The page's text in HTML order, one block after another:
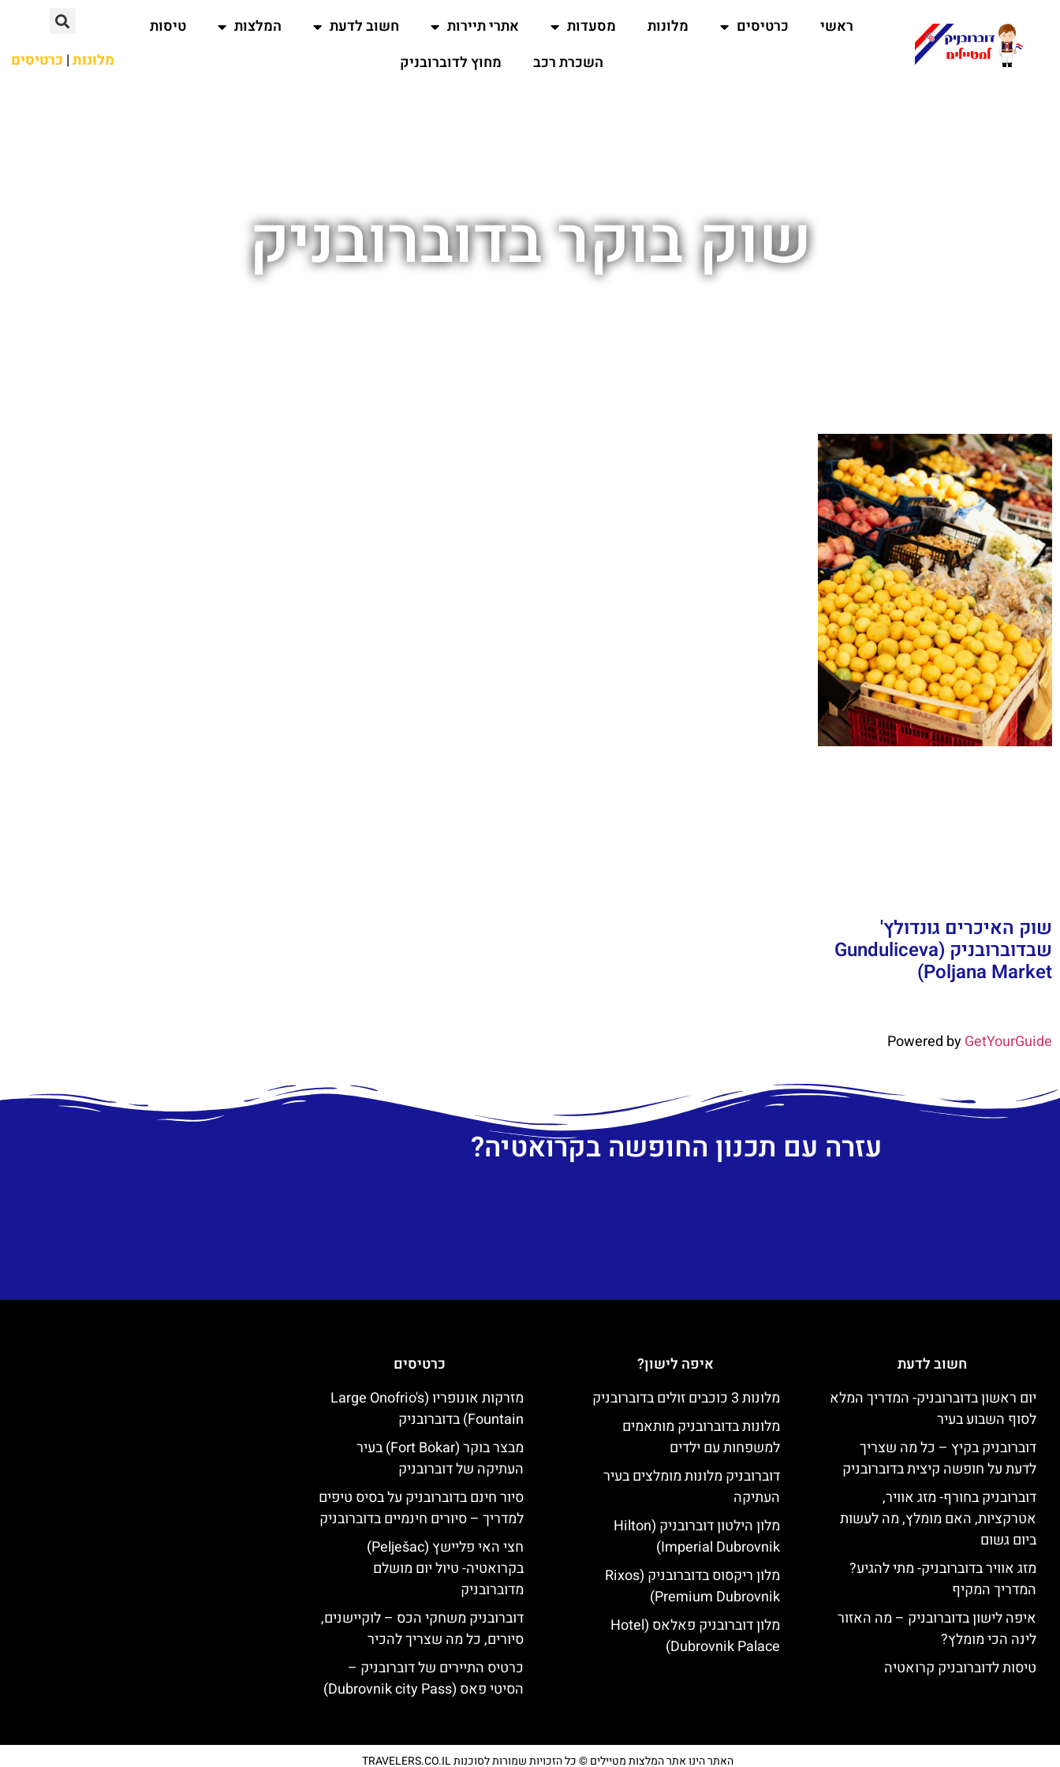
ראשי כרטיסים מלונות מסעדות אתרי תיירות חשוב לדעת המלצות
טיסות
השכרת רכב
מחוץ לדוברובניק מלונות| כרטיסים
שוק בוקר בדוברובניק
שוק האיכרים גונדולץ'
שבדוברובניק (Gunduliceva
Poljana Market)
Powered byGetYourGuide
עזרה עם תכנון החופשה בקרואטיה?
חשוב לדעת
יום ראשון בדוברובניק- המדריך המלא
לסוף השבוע בעיר
דוברובניק בקיץ – כל מה שצריך
לדעת על חופשה קיצית בדוברובניק
דוברובניק בחורף- מזג אוויר,
אטרקציות, האם מומלץ, מה לעשות
ביום גשום
מזג אוויר בדוברובניק- מתי להגיע?
המדריך המקיף
איפה לישון בדוברובניק – מה האזור
לינה הכי מומלץ?
טיסות לדוברובניק קרואטיה
איפה לישון?
מלונות 3 כוכבים זולים בדוברובניק
מלונות בדוברובניק מותאמים
למשפחות עם ילדים
דוברובניק מלונות מומלצים בעיר
העתיקה
מלון הילטון דוברובניק (Hilton
Imperial Dubrovnik)
מלון ריקסוס בדוברובניק (Rixos
Premium Dubrovnik)
מלון דוברובניק פאלאס (Hotel
Dubrovnik Palace)
כרטיסים
מזרקות אונופריו (Large Onofrio's
Fountain) בדוברובניק
מבצר בוקר (Fort Bokar) בעיר
העתיקה של דוברובניק
סיור חינם בדוברובניק על בסיס טיפים
למדריך – סיורים חינמיים בדוברובניק
חצי האי פליישץ (Pelješac)
בקרואטיה- טיול יום מושלם
מדוברובניק
דוברובניק משחקי הכס – לוקיישנים,
סיורים, כל מה שצריך להכיר
כרטיס התיירים של דוברובניק –
הסיטי פאס (Dubrovnik city Pass)
האתר הינו אתר המלצות מטיילים © כל הזכויות שמורות לסוכנות TRAVELERS.CO.IL